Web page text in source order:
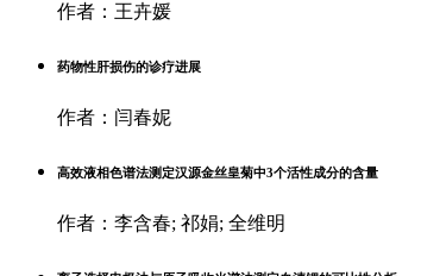
作者：王卉媛
药物性肝损伤的诊疗进展
作者：闫春妮
高效液相色谱法测定汉源金丝皇菊中3个活性成分的含量
作者：李含春; 祁娟; 全维明